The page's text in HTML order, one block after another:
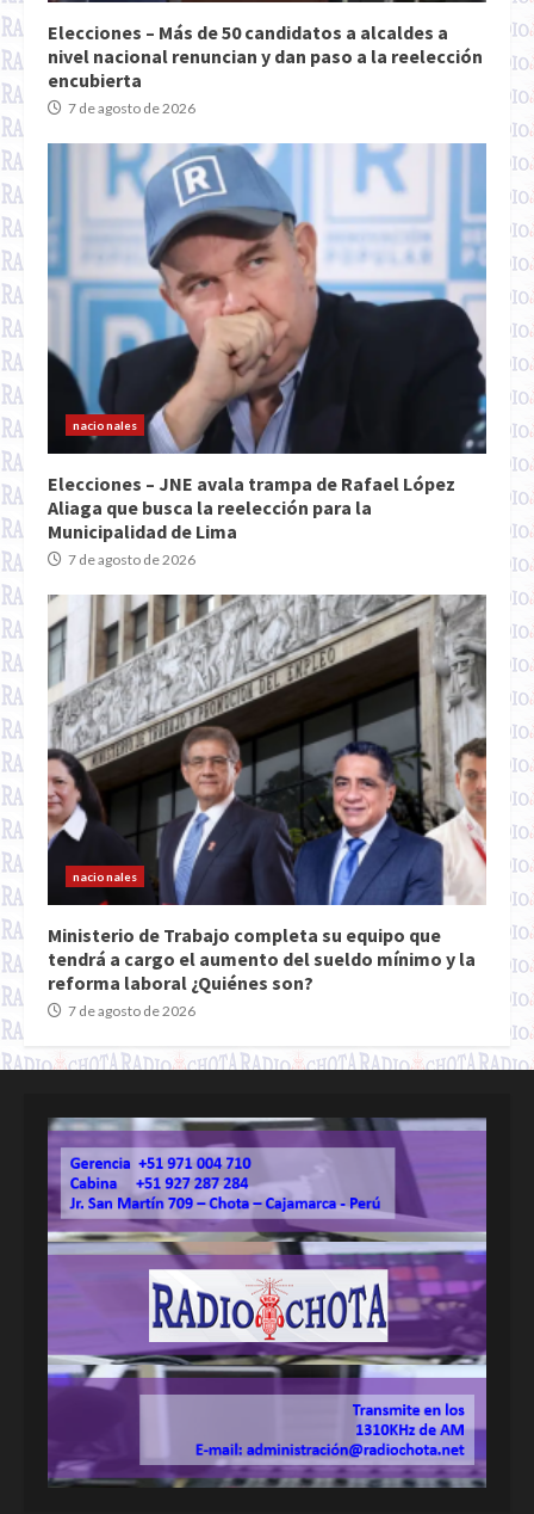
Elecciones – Más de 50 candidatos a alcaldes a
nivel nacional renuncian y dan paso a la reelección
encubierta
7 de agosto de 2026
nacionales
Elecciones – JNE avala trampa de Rafael López
Aliaga que busca la reelección para la
Municipalidad de Lima
7 de agosto de 2026
nacionales
Ministerio de Trabajo completa su equipo que
tendrá a cargo el aumento del sueldo mínimo y la
reforma laboral ¿Quiénes son?
7 de agosto de 2026